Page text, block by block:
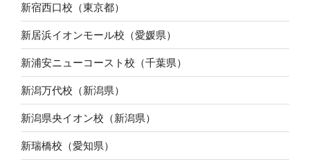
新宿西口校（東京都）
新居浜イオンモール校（愛媛県）
新浦安ニューコースト校（千葉県）
新潟万代校（新潟県）
新潟県央イオン校（新潟県）
新瑞橋校（愛知県）